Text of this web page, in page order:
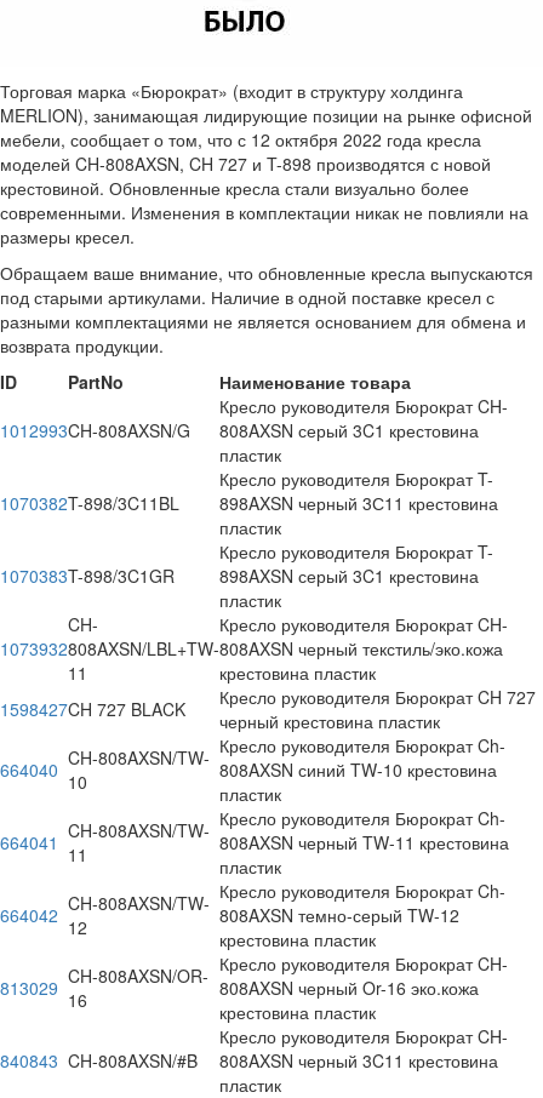
Торговая марка «Бюрократ» (входит в структуру холдинга
MERLION), занимающая лидирующие позиции на рынке офисной
мебели, сообщает о том, что с 12 октября 2022 года кресла
моделей CH-808AXSN, CH 727 и T-898 производятся с новой
крестовиной. Обновленные кресла стали визуально более
современными. Изменения в комплектации никак не повлияли на
размеры кресел.
Обращаем ваше внимание, что обновленные кресла выпускаются
под старыми артикулами. Наличие в одной поставке кресел с
разными комплектациями не является основанием для обмена и
возврата продукции.
ID
PartNo
Наименование товара
1012993CH-808AXSN/G
Кресло руководителя Бюрократ CH-
808AXSN серый 3C1 крестовина
пластик
1070382T-898/3C11BL
Кресло руководителя Бюрократ T-
898AXSN черный 3С11 крестовина
пластик
1070383T-898/3C1GR
Кресло руководителя Бюрократ T-
898AXSN серый 3C1 крестовина
пластик
1073932
CH-
808AXSN/LBL+TW-
11
Кресло руководителя Бюрократ CH-
808AXSN черный текстиль/эко.кожа
крестовина пластик
1598427CH 727 BLACK
Кресло руководителя Бюрократ CH 727
черный крестовина пластик
664040 CH-808AXSN/TW-
10
Кресло руководителя Бюрократ Ch-
808AXSN синий TW-10 крестовина
пластик
664041 CH-808AXSN/TW-
11
Кресло руководителя Бюрократ Ch-
808AXSN черный TW-11 крестовина
пластик
664042 CH-808AXSN/TW-
12
Кресло руководителя Бюрократ Ch-
808AXSN темно-серый TW-12
крестовина пластик
813029 CH-808AXSN/OR-
16
Кресло руководителя Бюрократ CH-
808AXSN черный Or-16 эко.кожа
крестовина пластик
840843 CH-808AXSN/#B
Кресло руководителя Бюрократ CH-
808AXSN черный 3C11 крестовина
пластик